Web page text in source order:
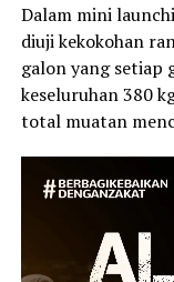
Dalam mini
diuji kekokohan
galon yang setiap
keseluruhan 380
total muatan